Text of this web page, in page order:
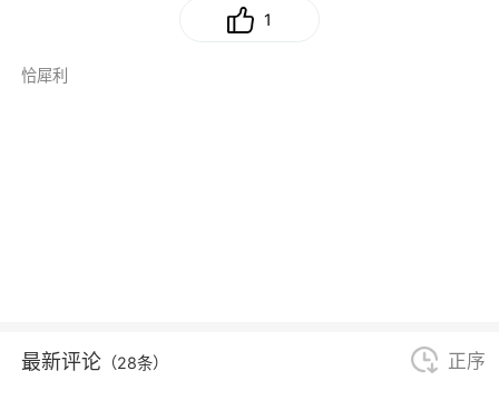
1
恰犀利
最新评论 （28条） 正序